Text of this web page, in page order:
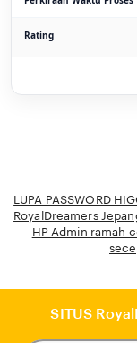
Rating
LUPA PASSWORD
RoyalDreamers
HP Admin ramah
SITUS